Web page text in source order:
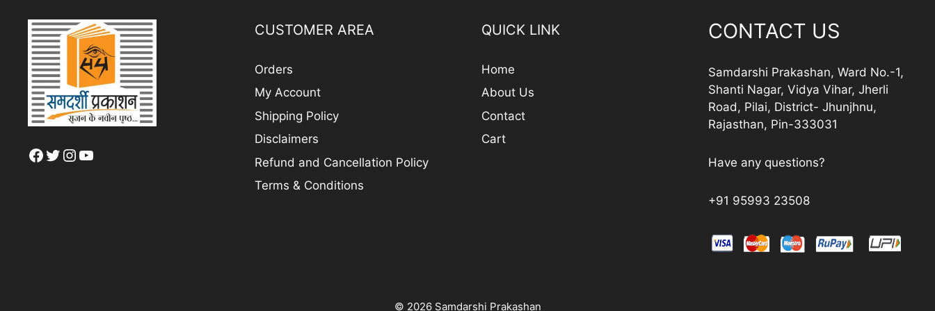
Facebook
Twitter
Instagram
YouTube
CUSTOMER AREA
Orders
My Account
Shipping Policy
Disclaimers
Refund and Cancellation Policy
Terms & Conditions
QUICK LINK
Home
About Us
Contact
Cart
CONTACT US
Samdarshi Prakashan, Ward No.-1,
Shanti Nagar, Vidya Vihar, Jherli
Road, Pilai, District- Jhunjhnu,
Rajasthan, Pin-333031
Have any questions?
+91 95993 23508
© 2026 Samdarshi Prakashan